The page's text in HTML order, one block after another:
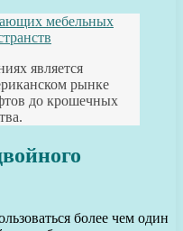
мебельных
является
рынке
до крошечных
более чем один